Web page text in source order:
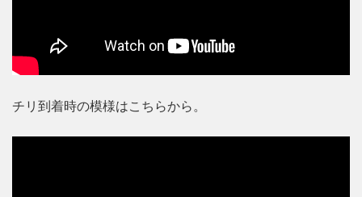
チリ到着時の模様はこちらから。